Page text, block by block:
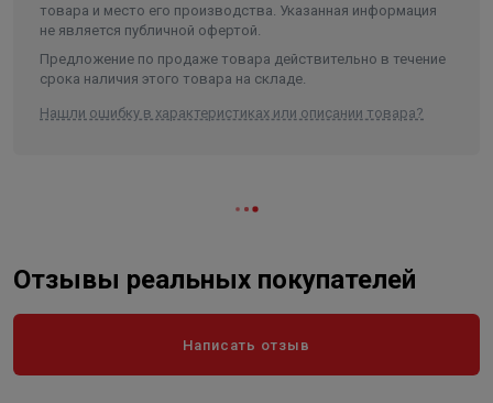
товара и место его производства. Указанная информация
не является публичной офертой.
Предложение по продаже товара действительно в течение
срока наличия этого товара на складе.
Нашли ошибку в характеристиках или описании товара?
Отзывы реальных покупателей
Написать отзыв